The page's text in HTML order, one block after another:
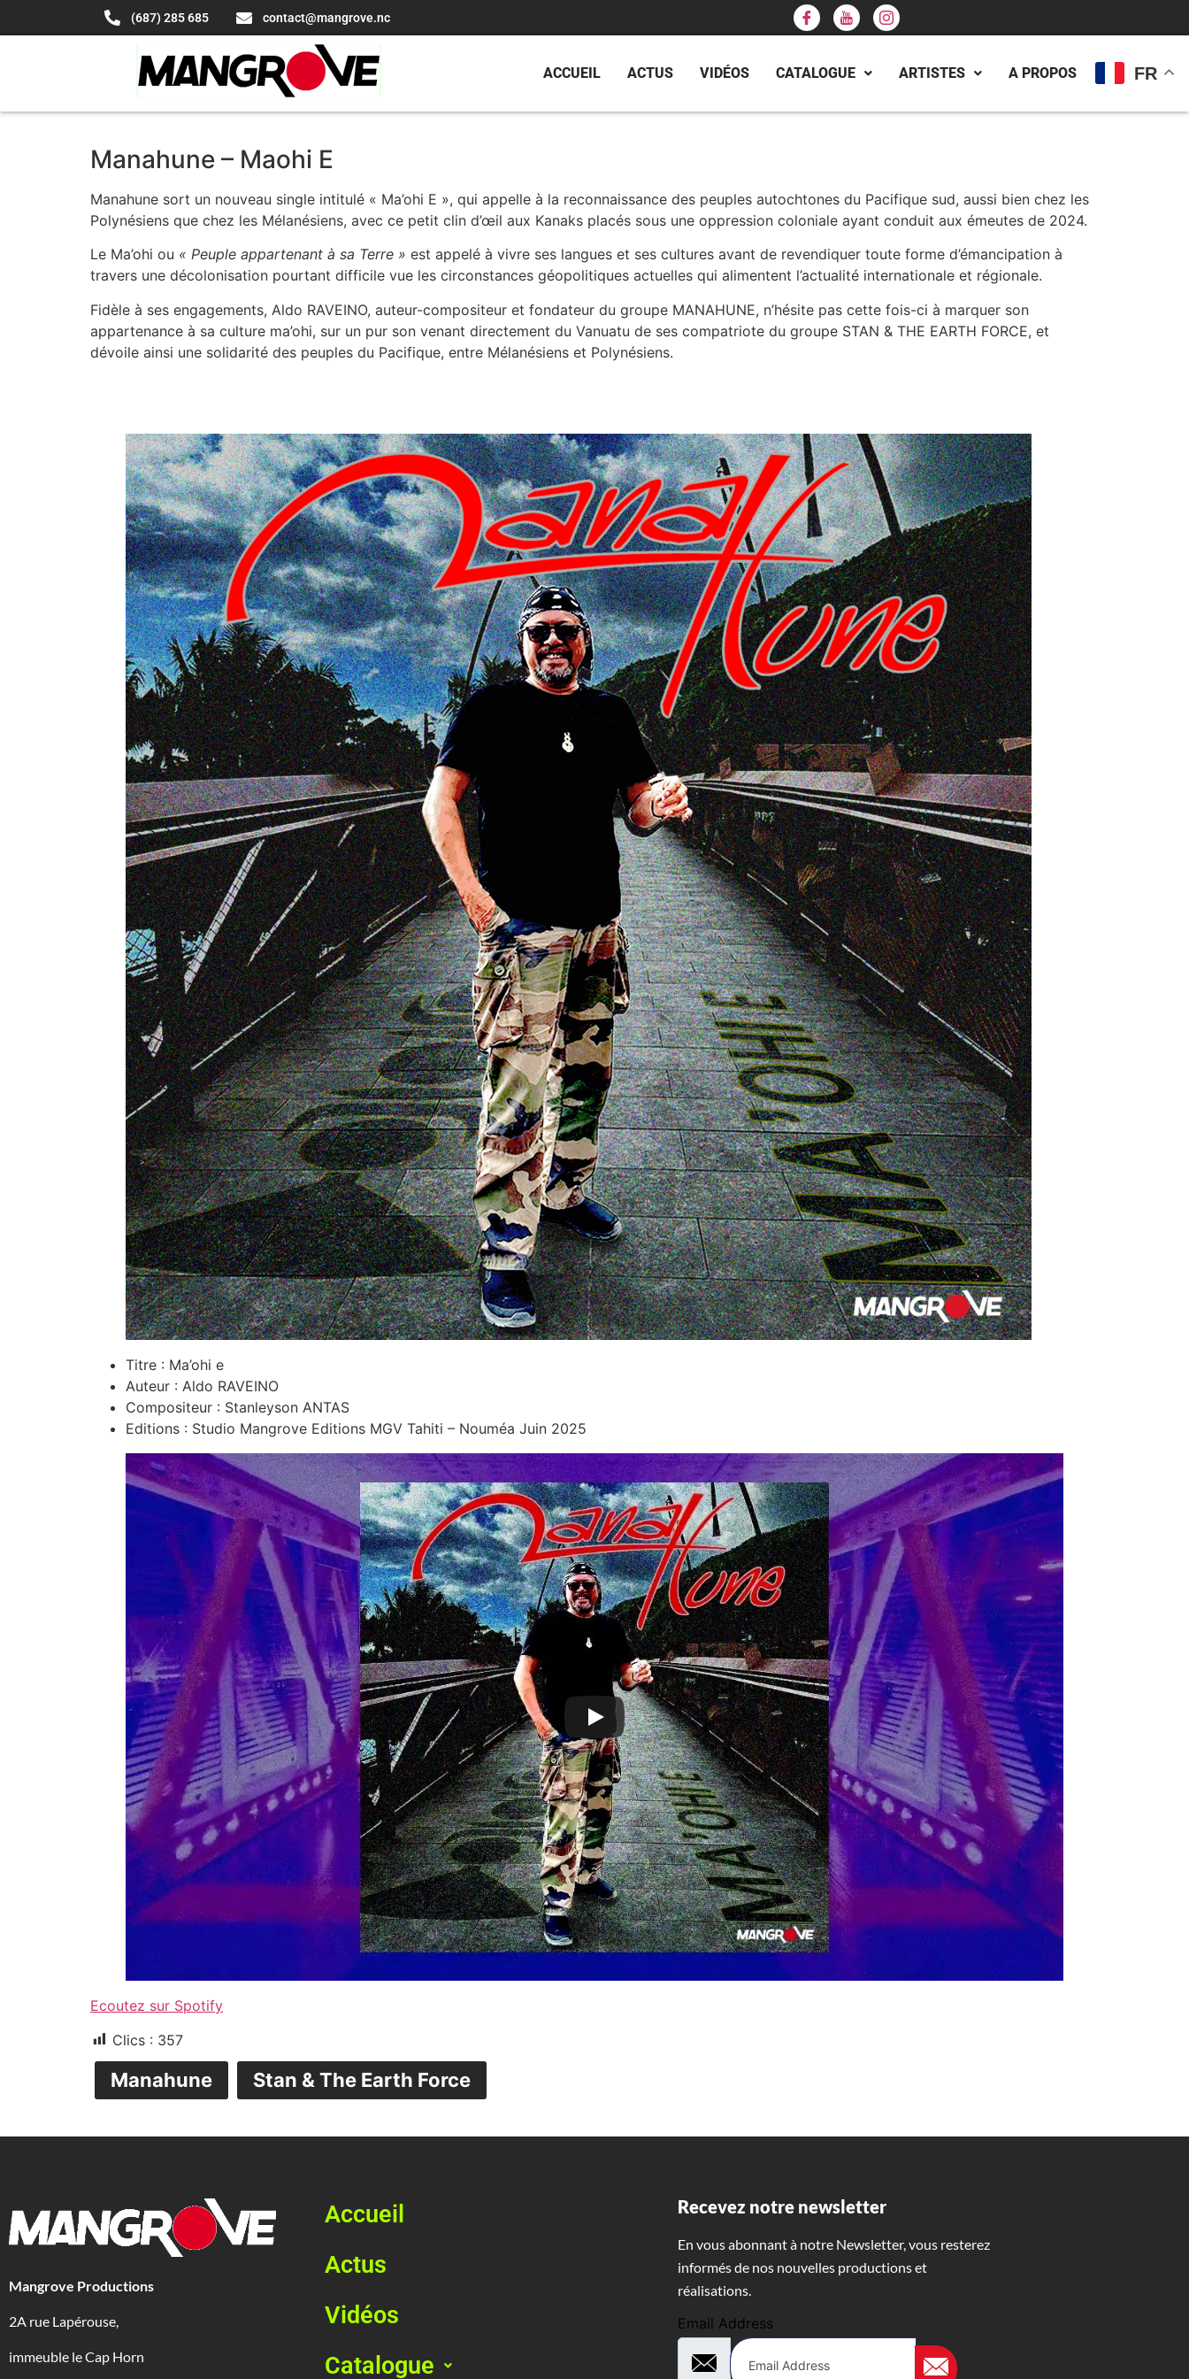
(687) 285 685 contact@mangrove.nc
ACCUEIL ACTUS VIDÉOS CATALOGUE ARTISTES A PROPOS
Manahune – Maohi E
Manahune sort un nouveau single intitulé « Ma’ohi E », qui appelle à la reconnaissance des peuples autochtones du Pacifique sud, aussi bien chez les
Polynésiens que chez les Mélanésiens, avec ce petit clin d’œil aux Kanaks placés sous une oppression coloniale ayant conduit aux émeutes de 2024.
Le Ma’ohi ou « Peuple appartenant à sa Terre » est appelé à vivre ses langues et ses cultures avant de revendiquer toute forme d’émancipation à
travers une décolonisation pourtant difficile vue les circonstances géopolitiques actuelles qui alimentent l’actualité internationale et régionale.
Fidèle à ses engagements, Aldo RAVEINO, auteur-compositeur et fondateur du groupe MANAHUNE, n’hésite pas cette fois-ci à marquer son
appartenance à sa culture ma’ohi, sur un pur son venant directement du Vanuatu de ses compatriote du groupe STAN & THE EARTH FORCE, et
dévoile ainsi une solidarité des peuples du Pacifique, entre Mélanésiens et Polynésiens.
Titre : Ma’ohi e
Auteur : Aldo RAVEINO
Compositeur : Stanleyson ANTAS
Editions : Studio Mangrove Editions MGV Tahiti – Nouméa Juin 2025
Ecoutez sur Spotify
Clics : 357
Manahune Stan & The Earth Force
Mangrove Productions
2A rue Lapérouse,
immeuble le Cap Horn
Accueil
Actus
Vidéos
Catalogue
Recevez notre newsletter
En vous abonnant à notre Newsletter, vous resterez
informés de nos nouvelles productions et
réalisations.
Email Address
FR